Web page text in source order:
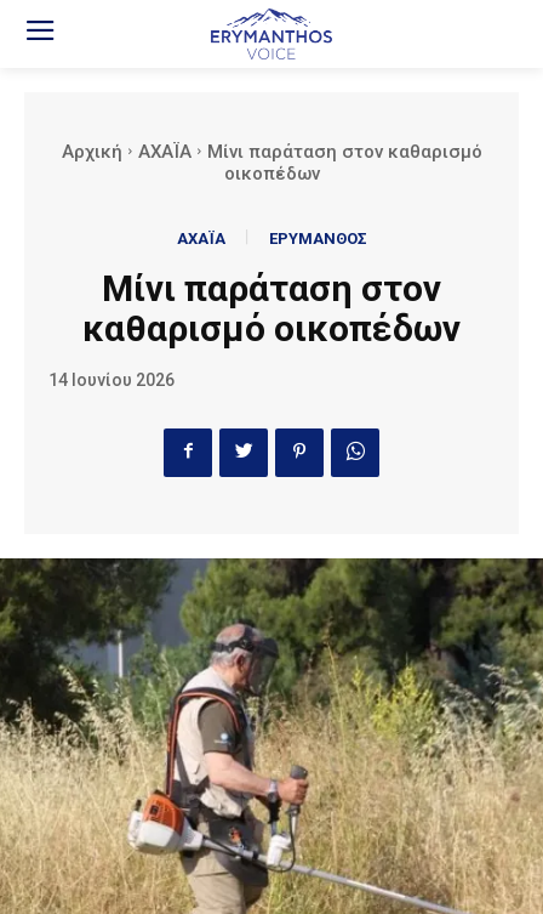
Αρχική ΑΧΑΪΑ
Mίνι παράταση στον καθαρισμό
οικοπέδων
ΑΧΑΪΑ ΕΡΥΜΑΝΘΟΣ
Mίνι παράταση στον
καθαρισμό οικοπέδων
14 Ιουνίου 2026